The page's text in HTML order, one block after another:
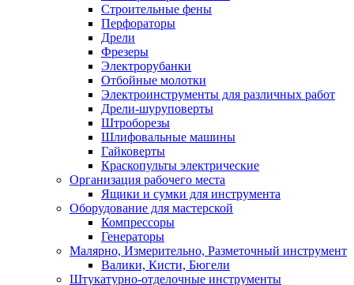
Строительные фены
Перфораторы
Дрели
Фрезеры
Электрорубанки
Отбойные молотки
Электроинструменты для различных работ
Дрели-шуруповерты
Штроборезы
Шлифовальные машины
Гайковерты
Краскопульты электрические
Организация рабочего места
Ящики и сумки для инструмента
Оборудование для мастерской
Компрессоры
Генераторы
Малярно, Измерительно, Разметочный инструмент
Валики, Кисти, Бюгели
Штукатурно-отделочные инструменты